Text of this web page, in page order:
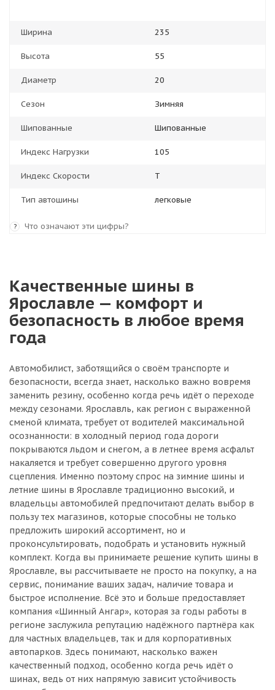
Ширина 235
Высота 55
Диаметр 20
Сезон Зимняя
Шипованные Шипованные
Индекс Нагрузки 105
Индекс Скорости T
Тип автошины легковые
? Что означают эти цифры?
Качественные шины в
Ярославле — комфорт и
безопасность в любое время
года
Автомобилист, заботящийся о своём транспорте и
безопасности, всегда знает, насколько важно вовремя
заменить резину, особенно когда речь идёт о переходе
между сезонами. Ярославль, как регион с выраженной
сменой климата, требует от водителей максимальной
осознанности: в холодный период года дороги
покрываются льдом и снегом, а в летнее время асфальт
накаляется и требует совершенно другого уровня
сцепления. Именно поэтому спрос на зимние шины и
летние шины в Ярославле традиционно высокий, и
владельцы автомобилей предпочитают делать выбор в
пользу тех магазинов, которые способны не только
предложить широкий ассортимент, но и
проконсультировать, подобрать и установить нужный
комплект. Когда вы принимаете решение купить шины в
Ярославле, вы рассчитываете не просто на покупку, а на
сервис, понимание ваших задач, наличие товара и
быстрое исполнение. Всё это и больше предоставляет
компания «Шинный Ангар», которая за годы работы в
регионе заслужила репутацию надёжного партнёра как
для частных владельцев, так и для корпоративных
автопарков. Здесь понимают, насколько важен
качественный подход, особенно когда речь идёт о
шинах, ведь от них напрямую зависит устойчивость